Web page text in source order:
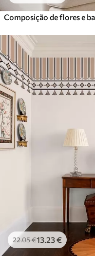
22.05€13 .23€